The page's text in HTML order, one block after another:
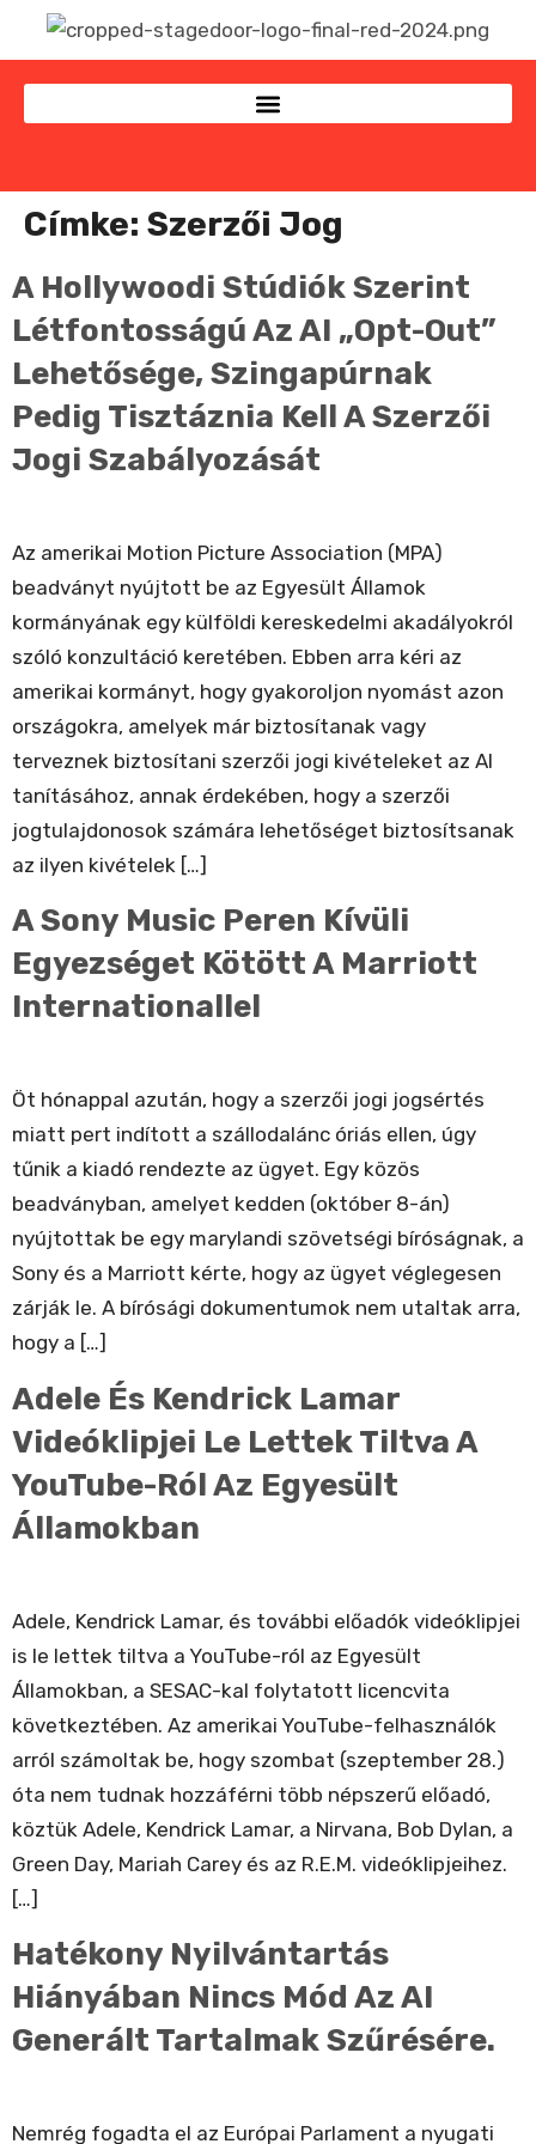
Címke: Szerzői Jog
A Hollywoodi Stúdiók Szerint
Létfontosságú Az AI „opt-Out”
Lehetősége, Szingapúrnak
Pedig Tisztáznia Kell A Szerzői
Jogi Szabályozását
Az amerikai Motion Picture Association (MPA)
beadványt nyújtott be az Egyesült Államok
kormányának egy külföldi kereskedelmi akadályokról
szóló konzultáció keretében. Ebben arra kéri az
amerikai kormányt, hogy gyakoroljon nyomást azon
országokra, amelyek már biztosítanak vagy
terveznek biztosítani szerzői jogi kivételeket az AI
tanításához, annak érdekében, hogy a szerzői
jogtulajdonosok számára lehetőséget biztosítsanak
az ilyen kivételek […]
A Sony Music Peren Kívüli
Egyezséget Kötött A Marriott
Internationallel
Öt hónappal azután, hogy a szerzői jogi jogsértés
miatt pert indított a szállodalánc óriás ellen, úgy
tűnik a kiadó rendezte az ügyet. Egy közös
beadványban, amelyet kedden (október 8-án)
nyújtottak be egy marylandi szövetségi bíróságnak, a
Sony és a Marriott kérte, hogy az ügyet véglegesen
zárják le. A bírósági dokumentumok nem utaltak arra,
hogy a […]
Adele És Kendrick Lamar
Videóklipjei Le Lettek Tiltva A
YouTube-Ról Az Egyesült
Államokban
Adele, Kendrick Lamar, és további előadók videóklipjei
is le lettek tiltva a YouTube-ról az Egyesült
Államokban, a SESAC-kal folytatott licencvita
következtében. Az amerikai YouTube-felhasználók
arról számoltak be, hogy szombat (szeptember 28.)
óta nem tudnak hozzáférni több népszerű előadó,
köztük Adele, Kendrick Lamar, a Nirvana, Bob Dylan, a
Green Day, Mariah Carey és az R.E.M. videóklipjeihez.
[…]
Hatékony Nyilvántartás
Hiányában Nincs Mód Az AI
Generált Tartalmak Szűrésére.
Nemrég fogadta el az Európai Parlament a nyugati